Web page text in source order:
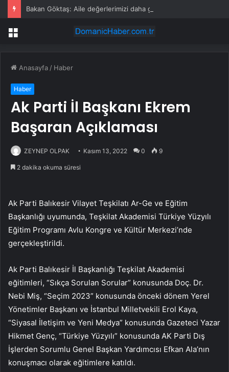
Menü
Anasayfa / Haber
Haber
Ak Parti İl Başkanı Ekrem
Başaran Açıklaması
ZEYNEP OLPAK Kasım 13, 2022 0 9
2 dakika okuma süresi
Ak Parti Balıkesir Vilayet Teşkilatı Ar-Ge ve Eğitim
Başkanlığı uyumunda, Teşkilat Akademisi Türkiye Yüzyılı
Eğitim Programı Avlu Kongre ve Kültür Merkezi’nde
gerçekleştirildi.
Ak Parti Balıkesir İl Başkanlığı Teşkilat Akademisi
eğitimleri, “Sıkça Sorulan Sorular” konusunda Doç. Dr.
Nebi Miş, “Seçim 2023” konusunda önceki dönem Yerel
Yönetimler Başkanı ve İstanbul Milletvekili Erol Kaya,
“Siyasal İletişim ve Yeni Medya” konusunda Gazeteci Yazar
Hikmet Genç, “Türkiye Yüzyılı” konusunda AK Parti Dış
İşlerden Sorumlu Genel Başkan Yardımcısı Efkan Ala’nın
konuşmacı olarak eğitimlere katıldı.